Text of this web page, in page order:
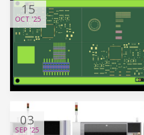
15
OCT'25
03
SEP '25